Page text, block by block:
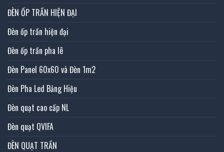
ĐÈN ỐP TRẦN HIỆN ĐẠI
Đèn ốp trần hiện đại
Đèn ốp trần pha lê
Đèn Panel 60x60 và Đèn 1m2
Đèn Pha Led Bảng Hiệu
Đèn quạt cao cấp NL
Đèn quạt QVIFA
ĐÈN QUẠT TRẦN